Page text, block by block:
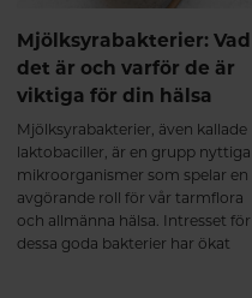
och män. Hur fungerar KSM66
GOLD? Samverkande extrakt för
ökad effekt. KSM66, saffran och
med samma mål: att återställa
emotionell balans, energi och
hormonell stabilitet. Mer ork och
inre lugn Ashwagandha (KSM66)
stärker kroppens motståndskraft
mot stress och bidrar till
normalisering av kortisolnivåer.
Mjölksyrabakterier: Vad
det är och varför de är
viktiga för din hälsa
Mjölksyrabakterier, även kallade
laktobaciller, är en grupp nyttiga
mikroorganismer som spelar en
avgörande roll för vår tarmflora
och allmänna hälsa. Intresset för
dessa goda bakterier har ökat